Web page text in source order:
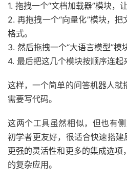
1. 拖拽一个“文档加载器”模块，
2. 再拖拽一个“向量化”模块，
格式。
3. 然后拖拽一个“大语言模型”模
4. 最后把这几个模块按顺序连起
这样，一个简单的问答机器人就
需要写代码。
这两个工具虽然相似，但也有
初学者更友好，很适合快速搭
更强的灵活性和更多的集成选项
的复杂应用。